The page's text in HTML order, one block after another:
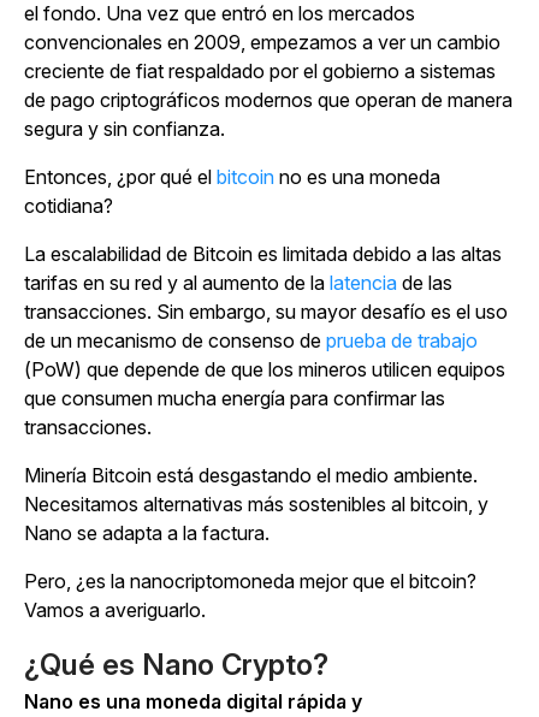
el fondo. Una vez que entró en los mercados
convencionales en 2009, empezamos a ver un cambio
creciente de fiat respaldado por el gobierno a sistemas
de pago criptográficos modernos que operan de manera
segura y sin confianza.
Entonces, ¿por qué el bitcoin no es una moneda
cotidiana?
La escalabilidad de Bitcoin es limitada debido a las altas
tarifas en su red y al aumento de la latencia de las
transacciones. Sin embargo, su mayor desafío es el uso
de un mecanismo de consenso de prueba de trabajo
(PoW) que depende de que los mineros utilicen equipos
que consumen mucha energía para confirmar las
transacciones.
Minería Bitcoin está desgastando el medio ambiente.
Necesitamos alternativas más sostenibles al bitcoin, y
Nano se adapta a la factura.
Pero, ¿es la nanocriptomoneda mejor que el bitcoin?
Vamos a averiguarlo.
¿Qué es Nano Crypto?
Nano es una moneda digital rápida y